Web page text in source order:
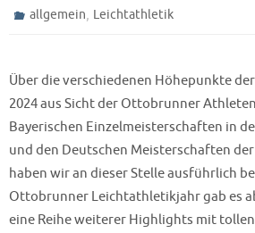
allgemein, Leichtathletik
Über die verschiedenen Höhepunkte
2024 aus Sicht der Ottobrunner
Bayerischen Einzelmeisterschaften in
und den Deutschen Meisterschaften
haben wir an dieser Stelle ausführlich
Ottobrunner Leichtathletikjahr gab es
eine Reihe weiterer Highlights mit tollen